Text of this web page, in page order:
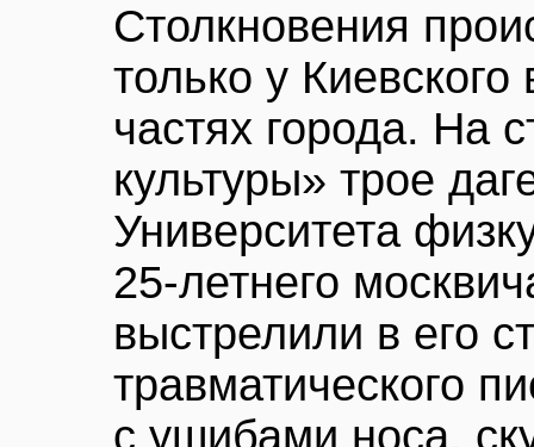
Столкновения
только у
частях города. На
культуры» трое
Университета
25-летнего
выстрелили в его
травматического
с ушибами носа,